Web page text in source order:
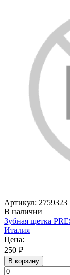
Артикул: 2759323
В наличии
Зубная щетка
Италия
Цена:
250 ₽
В корзину